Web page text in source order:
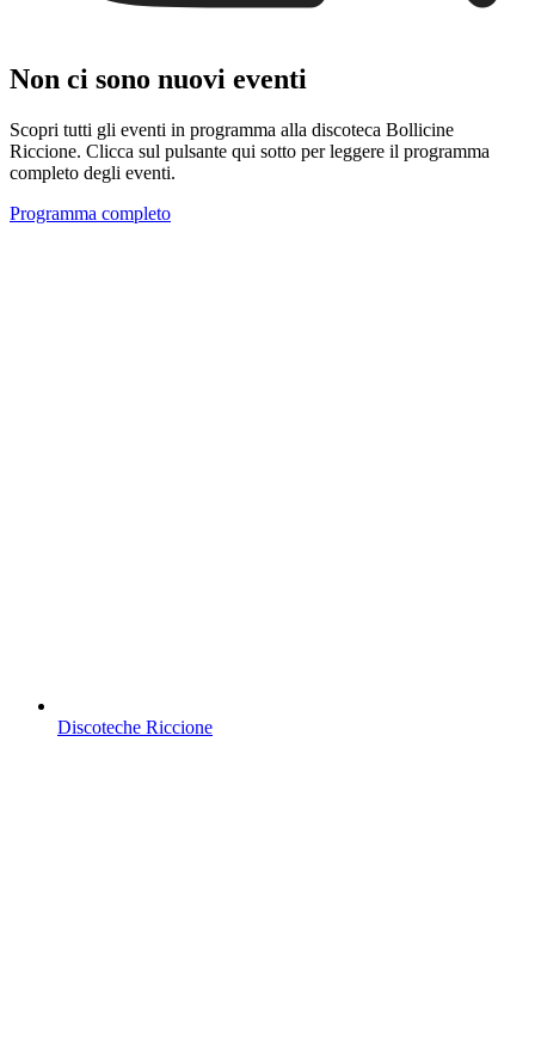
Non ci sono nuovi eventi
Scopri tutti gli eventi in programma alla discoteca Bollicine
Riccione. Clicca sul pulsante qui sotto per leggere il programma
completo degli eventi.
Programma completo
Discoteche Riccione